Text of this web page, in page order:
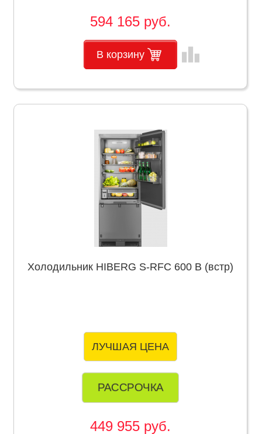
594 165 руб.
В корзину leaderboard
Холодильник HIBERG S-RFC 600 B (встр)
ЛУЧШАЯ ЦЕНА
РАССРОЧКА
449 955 руб.